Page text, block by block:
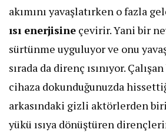
akımını yavaşlatırken o fazla
ısı enerjisine çevirir. Yani bir
sürtünme uyguluyor ve onu
sırada da direnç ısınıyor.
cihaza dokunduğunuzda
arkasındaki gizli aktörlerden
yükü ısıya dönüştüren